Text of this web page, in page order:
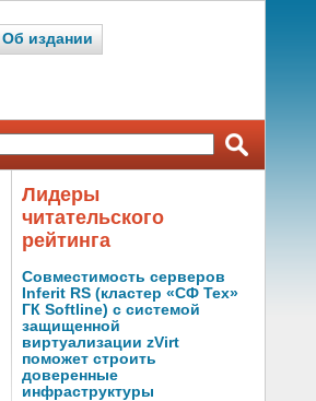
Об издании
Лидеры
читательского
рейтинга
Совместимость серверов
Inferit RS (кластер «СФ Тех»
ГК Softline) с системой
защищенной
виртуализации zVirt
поможет строить
доверенные
инфраструктуры